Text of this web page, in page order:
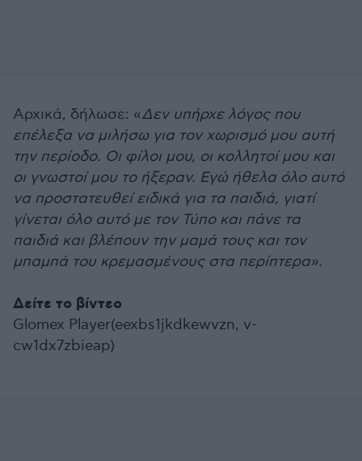
Αρχικά, δήλωσε: «Δεν υπήρχε λόγος που
επέλεξα να μιλήσω για τον χωρισμό μου αυτή
την περίοδο. Οι φίλοι μου, οι κολλητοί μου και
οι γνωστοί μου το ήξεραν. Εγώ ήθελα όλο αυτό
να προστατευθεί ειδικά για τα παιδιά, γιατί
γίνεται όλο αυτό με τον Τύπο και πάνε τα
παιδιά και βλέπουν την μαμά τους και τον
μπαμπά του κρεμασμένους στα περίπτερα».
Δείτε το βίντεο
Glomex Player(eexbs1jkdkewvzn, v-
cw1dx7zbieap)